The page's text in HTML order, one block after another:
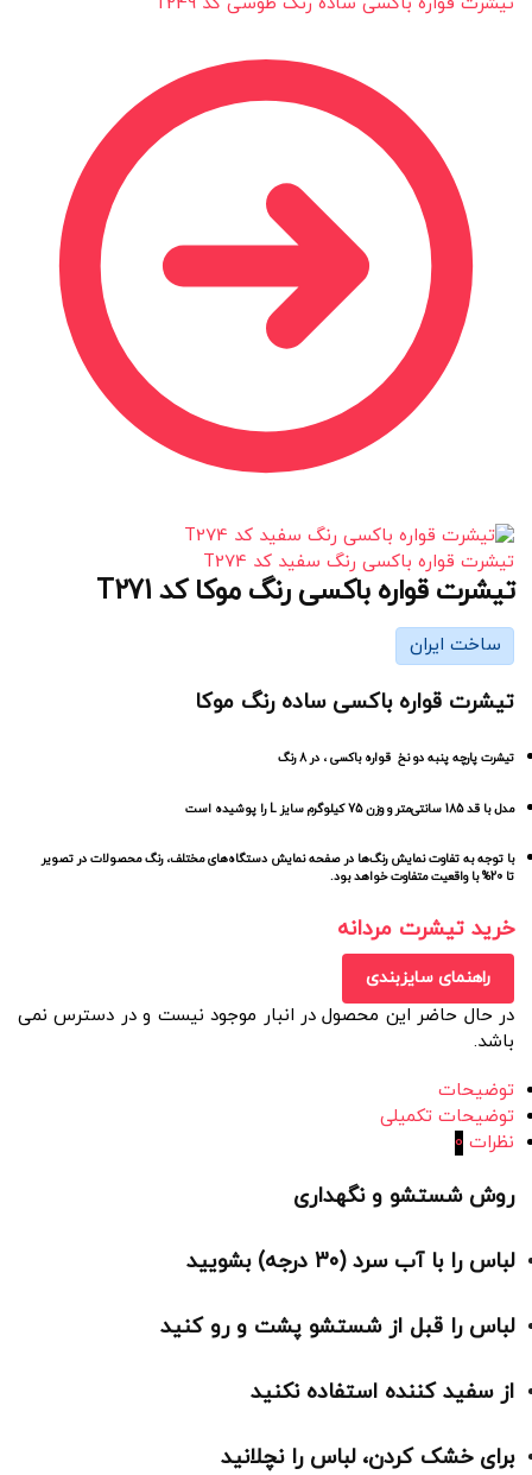
تیشرت قواره باکسی رنگ سفید کد T274
تیشرت قواره باکسی رنگ موکا کد T271
ساخت ایران
تیشرت قواره باکسی ساده رنگ موکا
تیشرت پارچه پنبه دو نخ قواره باکسی ، در 8 رنگ
مدل با قد 185 سانتی‌متر و وزن 75 کیلوگرم سایز L را پوشیده است
با توجه به تفاوت نمایش رنگ‌ها در صفحه نمایش دستگاه‌های مختلف، رنگ محصولات در تصویر
تا 20% با واقعیت متفاوت خواهد بود.
خرید تیشرت مردانه
راهنمای سایزبندی
در حال حاضر این محصول در انبار موجود نیست و در دسترس نمی
باشد.
توضیحات
توضیحات تکمیلی
نظرات 0
روش شستشو و نگهداری
لباس را با آب سرد (30 درجه) بشویید
لباس را قبل از شستشو پشت و رو کنید
از سفید کننده استفاده نکنید
برای خشک کردن، لباس را نچلانید